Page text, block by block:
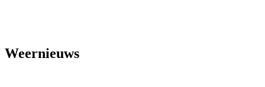
Weernieuws